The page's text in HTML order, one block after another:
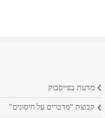
מדעת בפייסבוק
קבוצת "מדברים על חיסונים"